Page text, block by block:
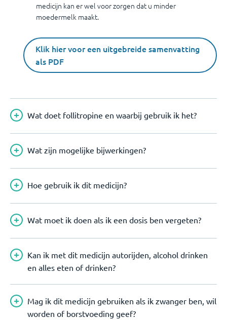
medicijn kan er wel voor zorgen dat u minder
moedermelk maakt.
Klik hier voor een uitgebreide samenvatting
als PDF
Wat doet follitropine en waarbij gebruik ik het?
Wat zijn mogelijke bijwerkingen?
Hoe gebruik ik dit medicijn?
Wat moet ik doen als ik een dosis ben vergeten?
Kan ik met dit medicijn autorijden, alcohol drinken
en alles eten of drinken?
Mag ik dit medicijn gebruiken als ik zwanger ben, wil
worden of borstvoeding geef?